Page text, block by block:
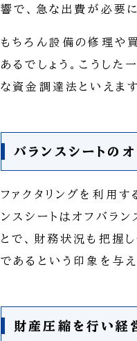
響で、急な出費が必要
もちろん設備の修理や
あるでしょう。こうし
な資金調達法といえます
バランスシートの
ファクタリングを利用
ンスシートはオフバラ
とで、財務状況も把握
であるという印象を与え
財産圧縮を行い経